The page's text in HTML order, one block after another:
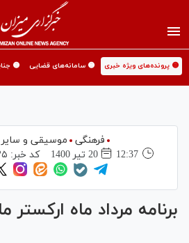
🟡 پرونده‌های ویژه خبری 🟡 سامانه‌های قضایی 🟡
فرهنگی
موسیقی و سایر
12:37
20 تير 1400 کد خبر:
برنامه مرداد ماه ارکستر